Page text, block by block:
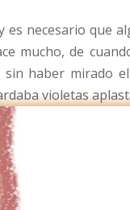
necesario que
mucho, de
sin haber mirado
violetas